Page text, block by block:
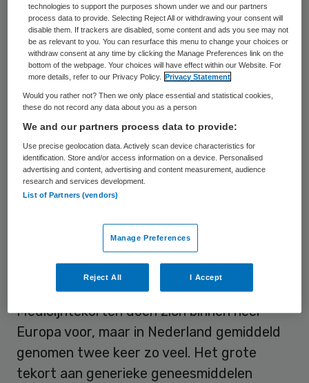
altijd voorhanden zijn.
Van de 13 miljoen geneesmiddelgebruikers
werd aan 10 miljoen mensen een
geneesmiddel verstrekt dat onder het
preferentiebeleid viel. Hiervan kregen 3,9
miljoen mensen vanwege logistieke
noodzaak een ander middel dat een
zorgverzekeraar preferent aanwees. Deze
mensen kregen een duurder medicijn
toepassing was.
Medicijntekorten
Medicijntekorten doen zich binnen heel
Europa voor, maar in Nederland gemiddeld
genomen twee keer zo veel. Het grote
tekort aan generieke geneesmiddelen
technologies to support the purposes shown under we and our partners
process data to provide. Selecting Reject All or withdrawing your consent will
disable them. If trackers are disabled, some content and ads you see may not
be as relevant to you. You can resurface this menu to change your choices or
withdraw consent at any time by clicking the Manage Preferences link on the
bottom of the webpage. Your choices will have effect within our Website. For
more details, refer to our Privacy Policy.
Privacy Statement
Would you rather not? Then we only place essential and statistical cookies,
these do not record any data about you as a person
We and our partners process data to provide:
Use precise geolocation data. Actively scan device characteristics for
identification. Store and/or access information on a device. Personalised
advertising and content, advertising and content measurement, audience
research and services development.
List of Partners (vendors)
Manage Preferences
Reject All I Accept